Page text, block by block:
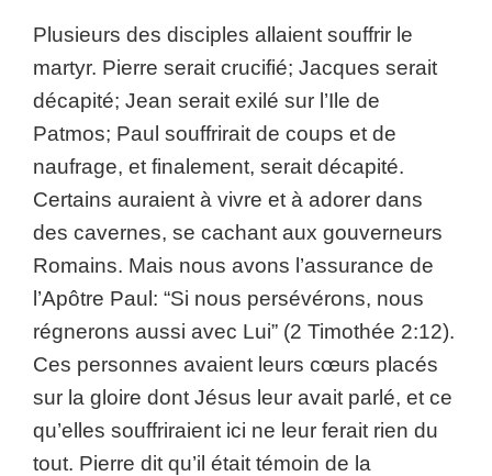
Plusieurs des disciples allaient souffrir le
martyr. Pierre serait crucifié; Jacques serait
décapité; Jean serait exilé sur l’Ile de
Patmos; Paul souffrirait de coups et de
naufrage, et finalement, serait décapité.
Certains auraient à vivre et à adorer dans
des cavernes, se cachant aux gouverneurs
Romains. Mais nous avons l’assurance de
l’Apôtre Paul: “Si nous persévérons, nous
régnerons aussi avec Lui” (2 Timothée 2:12).
Ces personnes avaient leurs cœurs placés
sur la gloire dont Jésus leur avait parlé, et ce
qu’elles souffriraient ici ne leur ferait rien du
tout. Pierre dit qu’il était témoin de la